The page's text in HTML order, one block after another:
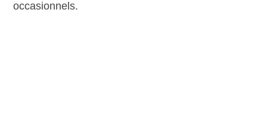
occasionnels.